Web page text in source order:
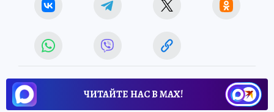
ЧИТАЙТЕ НАС В МАХ!